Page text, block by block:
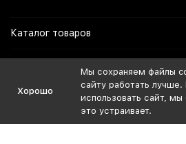
Каталог товаров
Мы в Соцсетях
Хорошо
Мы сохраняем файлы
сайту работать
использовать сайт,
это устраивает.